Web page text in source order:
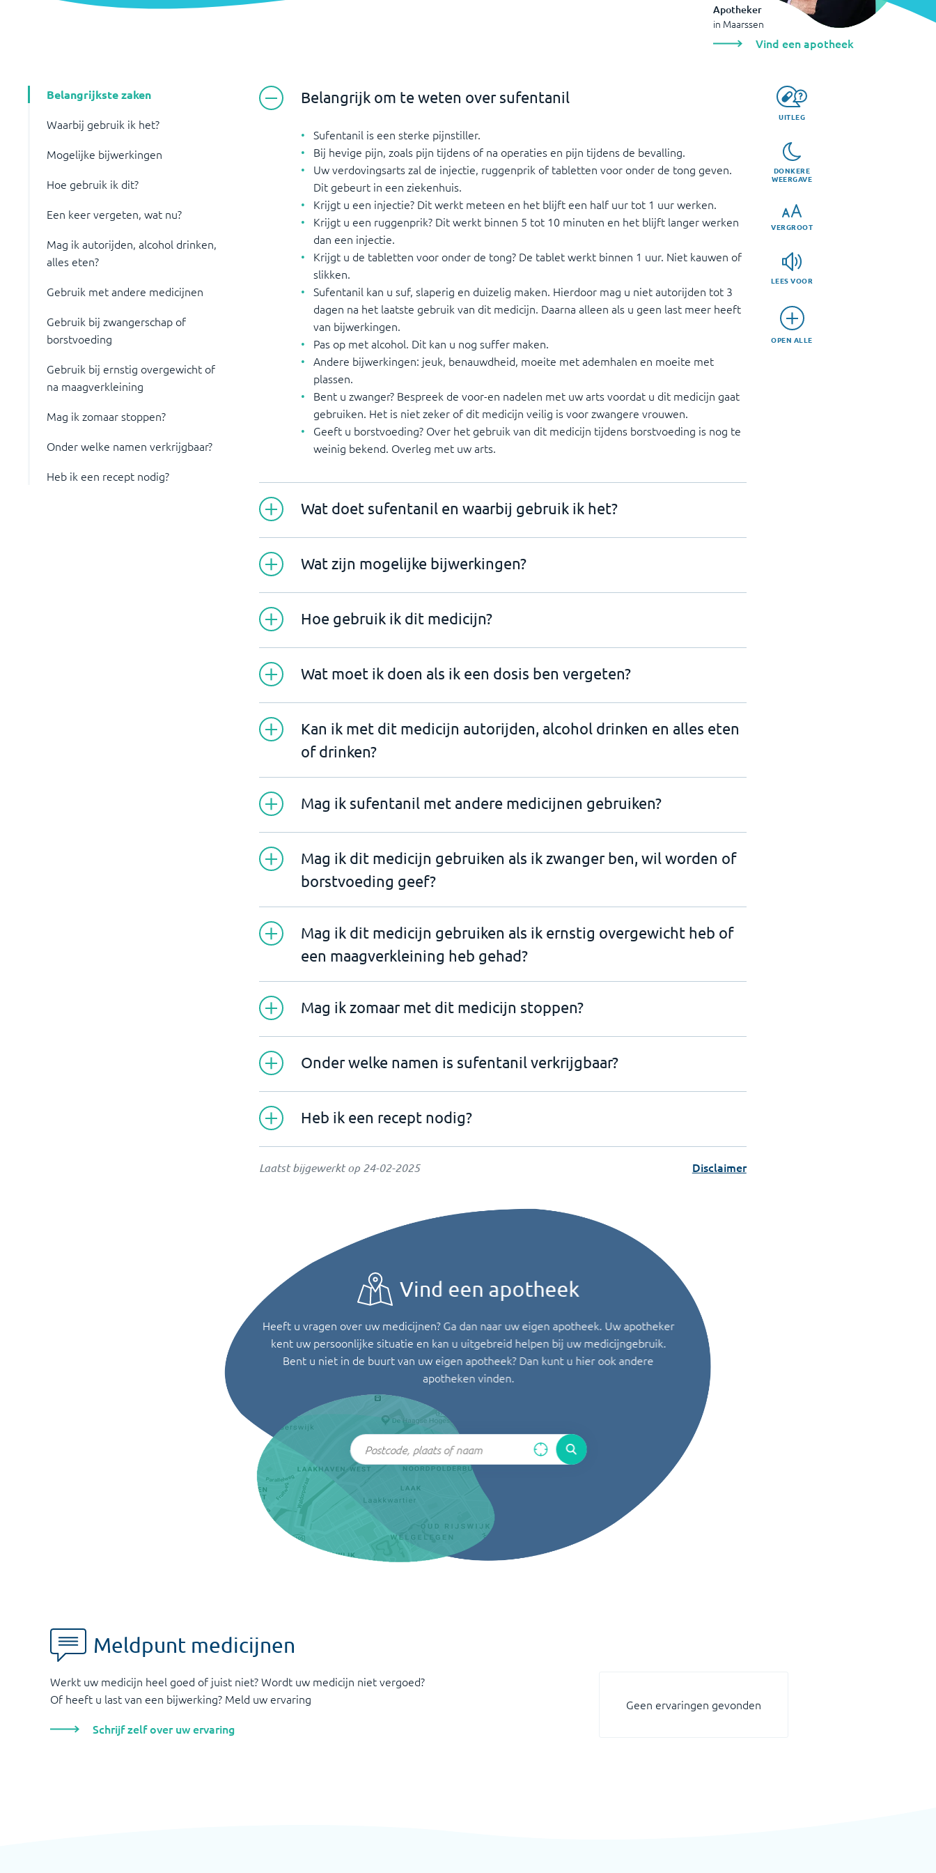
Apotheker
in Maarssen
Vind een apotheek
Belangrijkste zaken
Waarbij gebruik ik het?
Mogelijke bijwerkingen
Hoe gebruik ik dit?
Een keer vergeten, wat nu?
Mag ik autorijden, alcohol drinken,
alles eten?
Gebruik met andere medicijnen
Gebruik bij zwangerschap of
borstvoeding
Gebruik bij ernstig overgewicht of
na maagverkleining
Mag ik zomaar stoppen?
Onder welke namen verkrijgbaar?
Heb ik een recept nodig?
UITLEG
DONKERE
WEERGAVE
VERGROOT
LEES VOOR
OPEN ALLE
Belangrijk om te weten over sufentanil
Sufentanil is een sterke pijnstiller.
Bij hevige pijn, zoals pijn tijdens of na operaties en pijn tijdens de bevalling.
Uw verdovingsarts zal de injectie, ruggenprik of tabletten voor onder de tong geven.
Dit gebeurt in een ziekenhuis.
Krijgt u een injectie? Dit werkt meteen en het blijft een half uur tot 1 uur werken.
Krijgt u een ruggenprik? Dit werkt binnen 5 tot 10 minuten en het blijft langer werken
dan een injectie.
Krijgt u de tabletten voor onder de tong? De tablet werkt binnen 1 uur. Niet kauwen of
slikken.
Sufentanil kan u suf, slaperig en duizelig maken. Hierdoor mag u niet autorijden tot 3
dagen na het laatste gebruik van dit medicijn. Daarna alleen als u geen last meer heeft
van bijwerkingen.
Pas op met alcohol. Dit kan u nog suffer maken.
Andere bijwerkingen: jeuk, benauwdheid, moeite met ademhalen en moeite met
plassen.
Bent u zwanger? Bespreek de voor-en nadelen met uw arts voordat u dit medicijn gaat
gebruiken. Het is niet zeker of dit medicijn veilig is voor zwangere vrouwen.
Geeft u borstvoeding? Over het gebruik van dit medicijn tijdens borstvoeding is nog te
weinig bekend. Overleg met uw arts.
Wat doet sufentanil en waarbij gebruik ik het?
Wat zijn mogelijke bijwerkingen?
Hoe gebruik ik dit medicijn?
Wat moet ik doen als ik een dosis ben vergeten?
Kan ik met dit medicijn autorijden, alcohol drinken en alles eten
of drinken?
Mag ik sufentanil met andere medicijnen gebruiken?
Mag ik dit medicijn gebruiken als ik zwanger ben, wil worden of
borstvoeding geef?
Mag ik dit medicijn gebruiken als ik ernstig overgewicht heb of
een maagverkleining heb gehad?
Mag ik zomaar met dit medicijn stoppen?
Onder welke namen is sufentanil verkrijgbaar?
Heb ik een recept nodig?
Laatst bijgewerkt op 24-02-2025 Disclaimer
Vind een apotheek
Heeft u vragen over uw medicijnen? Ga dan naar uw eigen apotheek. Uw apotheker
kent uw persoonlijke situatie en kan u uitgebreid helpen bij uw medicijngebruik.
Bent u niet in de buurt van uw eigen apotheek? Dan kunt u hier ook andere
apotheken vinden.
Meldpunt medicijnen
Werkt uw medicijn heel goed of juist niet? Wordt uw medicijn niet vergoed?
Of heeft u last van een bijwerking? Meld uw ervaring
Schrijf zelf over uw ervaring
Geen ervaringen gevonden